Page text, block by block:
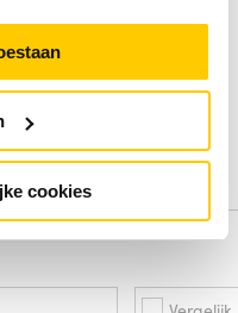
cookies
het schrijven van een